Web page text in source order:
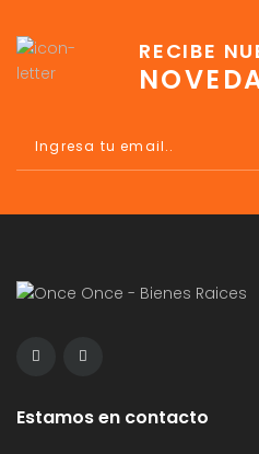
RECIBE
Estamos en contacto